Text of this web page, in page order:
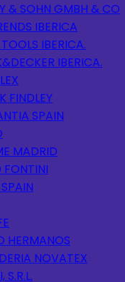
& SOHN GMBH & CO
IBERICA
IBERICA.
IBERICA.
FINDLEY
SPAIN
MADRID
FONTINI
HERMANOS
NOVATEX
S.R.L.